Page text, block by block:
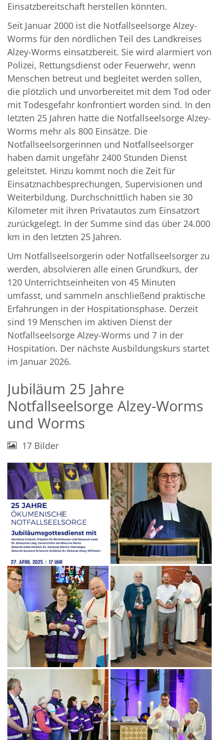
Einsatzbereitschaft herstellen könnten.
Seit Januar 2000 ist die Notfallseelsorge Alzey-
Worms für den nördlichen Teil des Landkreises
Alzey-Worms einsatzbereit. Sie wird alarmiert von
Polizei, Rettungsdienst oder Feuerwehr, wenn
Menschen betreut und begleitet werden sollen,
die plötzlich und unvorbereitet mit dem Tod oder
mit Todesgefahr konfrontiert worden sind. In den
letzten 25 Jahren hatte die Notfallseelsorge Alzey-
Worms mehr als 800 Einsätze. Die
Notfallseelsorgerinnen und Notfallseelsorger
haben damit ungefähr 2400 Stunden Dienst
geleitstet. Hinzu kommt noch die Zeit für
Einsatznachbesprechungen, Supervisionen und
Weiterbildung. Durchschnittlich haben sie 30
Kilometer mit ihren Privatautos zum Einsatzort
zurückgelegt. In der Summe sind das über 24.000
km in den letzten 25 Jahren.
Um Notfallseelsorgerin oder Notfallseelsorger zu
werden, absolvieren alle einen Grundkurs, der
120 Unterrichtseinheiten von 45 Minuten
umfasst, und sammeln anschließend praktische
Erfahrungen in der Hospitationsphase. Derzeit
sind 19 Menschen im aktiven Dienst der
Notfallseelsorge Alzey-Worms und 7 in der
Hospitation. Der nächste Ausbildungskurs startet
im Januar 2026.
Jubiläum 25 Jahre
Notfallseelsorge Alzey-Worms
und Worms
17 Bilder